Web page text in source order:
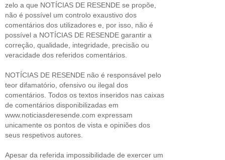
zelo a que NOTÍCIAS DE RESENDE se propõe,
não é possível um controlo exaustivo dos
comentários dos utilizadores e, por isso, não é
possível a NOTÍCIAS DE RESENDE garantir a
correção, qualidade, integridade, precisão ou
veracidade dos referidos comentários.
NOTÍCIAS DE RESENDE não é responsável pelo
teor difamatório, ofensivo ou ilegal dos
comentários. Todos os textos inseridos nas caixas
de comentários disponibilizadas em
www.noticiasderesende.com expressam
unicamente os pontos de vista e opiniões dos
seus respetivos autores.
Apesar da referida impossibilidade de exercer um